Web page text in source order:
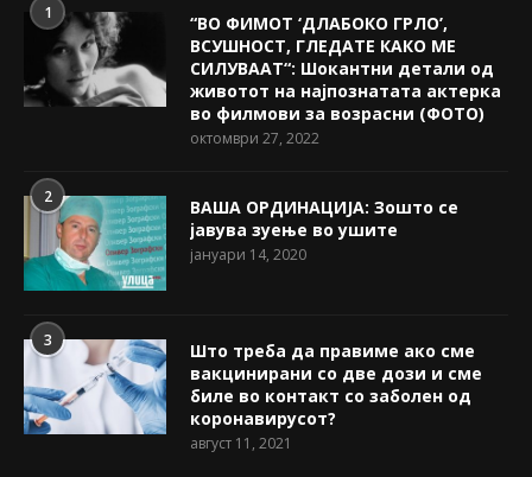
1
“ВО ФИМОТ ‘ДЛАБОКО ГРЛО’,
ВСУШНОСТ, ГЛЕДАТЕ КАКО МЕ
СИЛУВААТ“: Шокантни детали од
животот на најпознатата актерка
во филмови за возрасни (ФОТО)
октомври 27, 2022
2
ВАША ОРДИНАЦИЈА: Зошто се
јавува зуење во ушите
јануари 14, 2020
3
Што треба да правиме ако сме
вакцинирани со две дози и сме
биле во контакт со заболен од
коронавирусот?
август 11, 2021